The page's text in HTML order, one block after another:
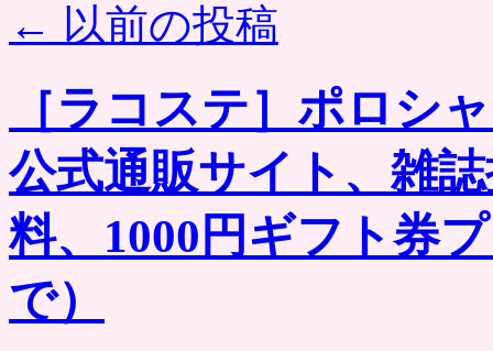
← 以前の投稿
［ラコステ］ポロシ
公式通販サイト、雑
料、1000円ギフト券
で）